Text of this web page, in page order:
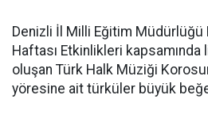
Denizli İl Milli Eğitim Müdürlüğü
Haftası Etkinlikleri
oluşan Türk Halk Müziği
yöresine ait türküler büyük